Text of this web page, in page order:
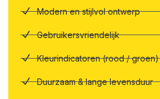
Modern en stijlvol ontwerp
Gebruikersvriendelijk
Kleurindicatoren (rood / groen)
Duurzaam & lange levensduur